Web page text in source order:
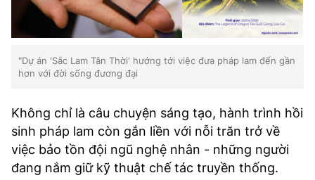
"Dự án 'Sắc Lam Tân Thời' hướng tới việc đưa pháp lam đến gần
hơn với đời sống đương đại
Không chỉ là câu chuyện sáng tạo, hành trình hồi
sinh pháp lam còn gắn liền với nỗi trăn trở về
việc bảo tồn đội ngũ nghệ nhân - những người
đang nắm giữ kỹ thuật chế tác truyền thống.